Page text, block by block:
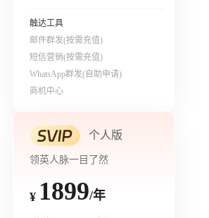
触达工具
邮件群发(按需充值)
短信营销(按需充值)
WhatsApp群发(自助申请)
商机中心
个人版
领英人脉一目了然
¥ 1899/年